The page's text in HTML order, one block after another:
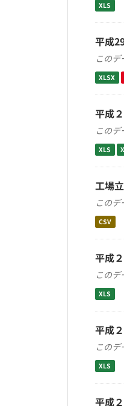
XLS
平成
この
XLSX
平成
この
XLS
工場
この
CSV
平成
この
XLS
平成
この
XLS
平成